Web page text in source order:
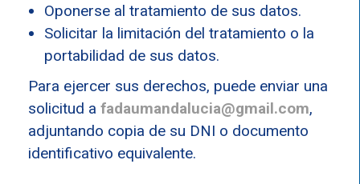
Oponerse al tratamiento de sus datos.
Solicitar la limitación del tratamiento o la
portabilidad de sus datos.
Para ejercer sus derechos, puede enviar una
solicitud a fadaumandalucia@gmail.com,
adjuntando copia de su DNI o documento
identificativo equivalente.